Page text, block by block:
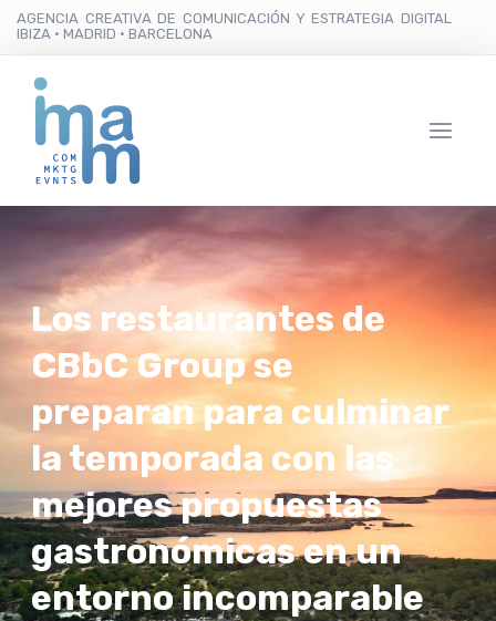
AGENCIA CREATIVA DE COMUNICACIÓN Y ESTRATEGIA DIGITAL
IBIZA · MADRID · BARCELONA
Los restaurantes de
CBbC Group se
preparan para culminar
la temporada con las
mejores propuestas
gastronómicas en un
entorno incomparable